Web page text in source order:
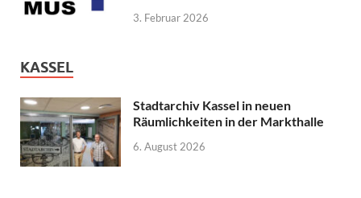
3. Februar 2026
KASSEL
Stadtarchiv Kassel in neuen
Räumlichkeiten in der Markthalle
6. August 2026